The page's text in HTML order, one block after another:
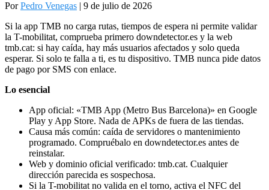
PorPedro Venegas | 9 de julio de 2026
Si la app TMB no carga rutas, tiempos de espera ni permite validar
la T-mobilitat, comprueba primero downdetector.es y la web
tmb.cat: si hay caída, hay más usuarios afectados y solo queda
esperar. Si solo te falla a ti, es tu dispositivo. TMB nunca pide datos
de pago por SMS con enlace.
Lo esencial
App oficial: «TMB App (Metro Bus Barcelona)» en Google
Play y App Store. Nada de APKs de fuera de las tiendas.
Causa más común: caída de servidores o mantenimiento
programado. Compruébalo en downdetector.es antes de
reinstalar.
Web y dominio oficial verificado: tmb.cat. Cualquier
dirección parecida es sospechosa.
Si la T-mobilitat no valida en el torno, activa el NFC del